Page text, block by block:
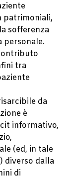
patrimoniali,
sofferenza
personale.
tra
da
è
informativo,
(ed, in tale
diverso dalla
di